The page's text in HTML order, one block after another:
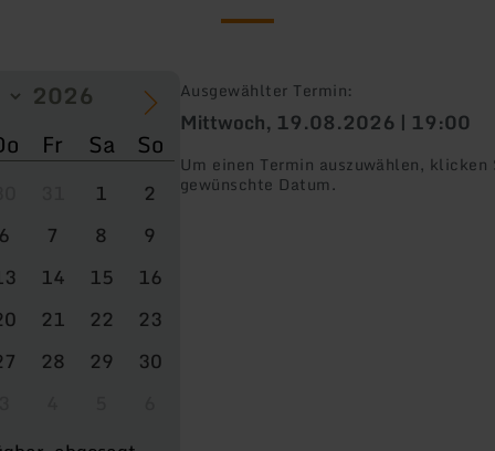
Fr Sa So
1
2
6 7 8
9
14 15
16
21 22
23
28 29
30
Ausgewählter Termin:
Mittwoch, 19.08.2026 | 19:00
Um einen Termin auszuwählen,
gewünschte Datum.